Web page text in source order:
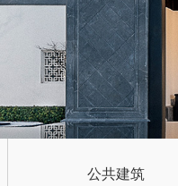
公共建筑